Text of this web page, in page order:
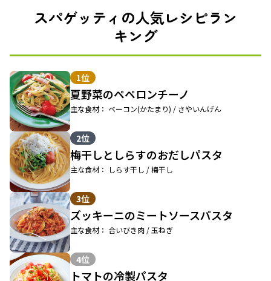
スパゲッティの人気レシピラン
キング
1位
夏野菜のペペロンチーノ
主な食材： ベーコン(かたまり) / さやいんげん
2位
梅干しとしらすのおだしパスタ
主な食材： しらす干し / 梅干し
3位
ズッキーニのミートソースパスタ
主な食材： 合いびき肉 / 玉ねぎ
4位
トマトの冷製パスタ